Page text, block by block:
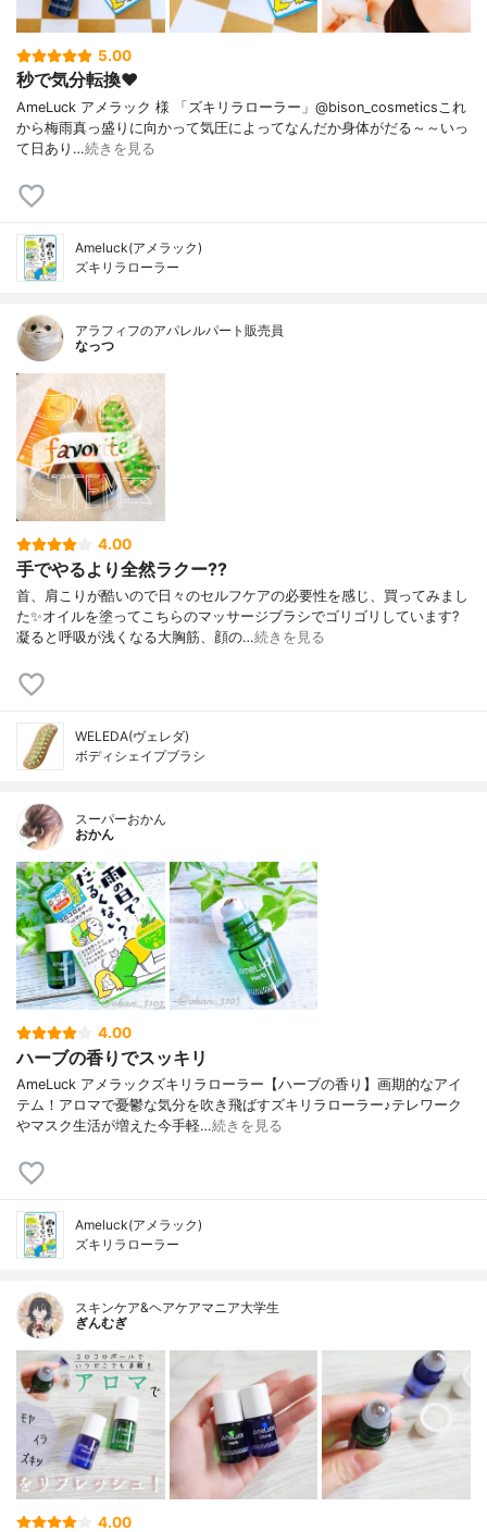
5.00
秒で気分転換❤️
AmeLuck アメラック 様 「ズキリラローラー」@bison_cosmeticsこれ
から梅雨真っ盛りに向かって気圧によってなんだか身体がだる～～いっ
て日あり…続きを見る
Ameluck(アメラック)
ズキリラローラー
アラフィフのアパレルパート販売員
なっつ
4.00
手でやるより全然ラクー??
首、肩こりが酷いので日々のセルフケアの必要性を感じ、買ってみまし
た✨オイルを塗ってこちらのマッサージブラシでゴリゴリしています?
凝ると呼吸が浅くなる大胸筋、顔の…続きを見る
WELEDA(ヴェレダ)
ボディシェイプブラシ
スーパーおかん
おかん
4.00
ハーブの香りでスッキリ
AmeLuck アメラックズキリラローラー【ハーブの香り】画期的なアイ
テム！アロマで憂鬱な気分を吹き飛ばすズキリラローラー♪テレワーク
やマスク生活が増えた今手軽…続きを見る
Ameluck(アメラック)
ズキリラローラー
スキンケア&ヘアケアマニア大学生
ぎんむぎ
4.00